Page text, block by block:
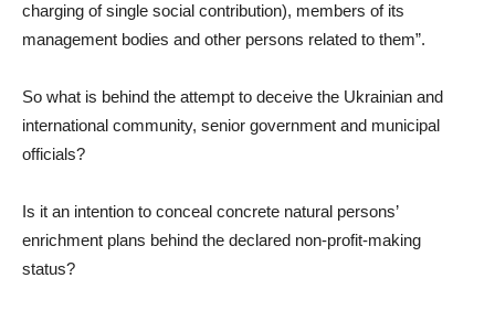
charging of single social contribution), members of its
management bodies and other persons related to them”.
So what is behind the attempt to deceive the Ukrainian and
international community, senior government and municipal
officials?
Is it an intention to conceal concrete natural persons’
enrichment plans behind the declared non-profit-making
status?